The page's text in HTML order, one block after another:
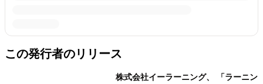
この発行者のリリース
株式会社イーラーニング、 「ラーニン